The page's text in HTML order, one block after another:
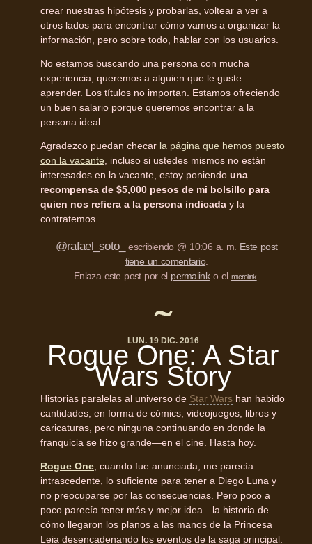
crear nuestras hipótesis y probarlas, voltear a ver a
otros lados para encontrar cómo vamos a organizar la
información, pero sobre todo, hablar con los usuarios.
No estamos buscando una persona con mucha
experiencia; queremos a alguien que le guste
aprender. Los títulos no importan. Estamos ofreciendo
un buen salario porque queremos encontrar a la
persona ideal.
Agradezco puedan checar la página que hemos puesto
con la vacante , incluso si ustedes mismos no están
interesados en la vacante, estoy poniendo una
recompensa de $5,000 pesos de mi bolsillo para
quien nos refiera a la persona indicada y la
contratemos.
@rafael_soto_ escribiendo @ 10:06 a. m. Este post
tiene un comentario.
Enlaza este post por el permalinko el microlink
LUN. 19 DIC. 2016
Rogue One: A Star
Wars Story
Historias paralelas al universo de Star Wars han habido
cantidades; en forma de cómics, videojuegos, libros y
caricaturas, pero ninguna continuando en donde la
franquicia se hizo grande—en el cine. Hasta hoy.
Rogue One , cuando fue anunciada, me parecía
intrascedente, lo suficiente para tener a Diego Luna y
no preocuparse por las consecuencias. Pero poco a
poco parecía tener más y mejor idea—la historia de
cómo llegaron los planos a las manos de la Princesa
Leia desencadenando los eventos de la saga principal.